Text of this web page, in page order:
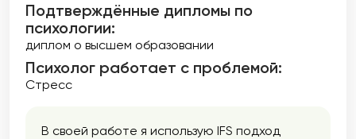
Подтверждённые дипломы по
психологии:
диплом о высшем образовании
Психолог работает с проблемой:
Стресс
В своей работе я использую IFS подход